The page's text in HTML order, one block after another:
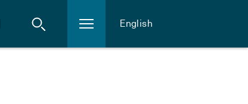
English